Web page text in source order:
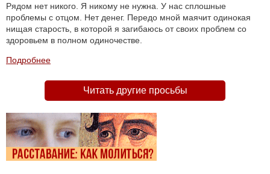
Рядом нет никого. Я никому не нужна. У нас сплошные
проблемы с отцом. Нет денег. Передо мной маячит одинокая
нищая старость, в которой я загибаюсь от своих проблем со
здоровьем в полном одиночестве.
Подробнее
Читать другие просьбы